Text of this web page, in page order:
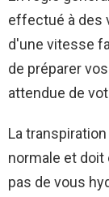
effectué à des
d'une vitesse
de préparer
attendue de
La
normale et doit
pas de vous